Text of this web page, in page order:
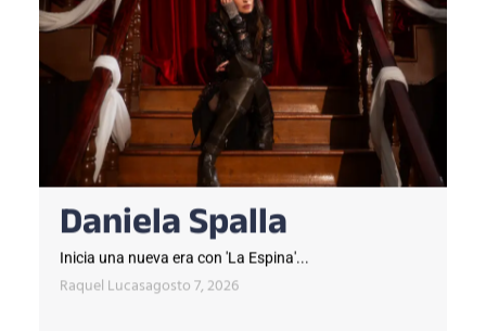
Daniela Spalla
Inicia una nueva era con 'La Espina'...
Raquel Lucasagosto 7, 2026